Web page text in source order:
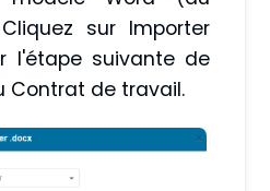
sur Importer
l'étape suivante de
Contrat de travail.